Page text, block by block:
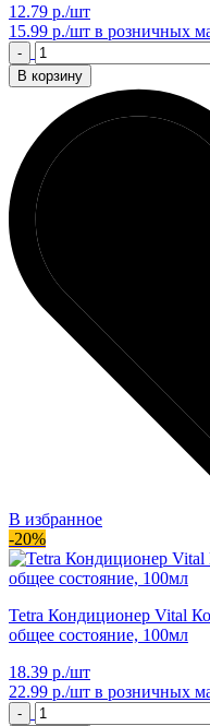
12.79 р./шт
15.99 р./шт в розничных
-
В корзину
В избранное
-20%
Tetra Кондиционер Vital
общее состояние, 100мл
18.39 р./шт
22.99 р./шт в розничных
-